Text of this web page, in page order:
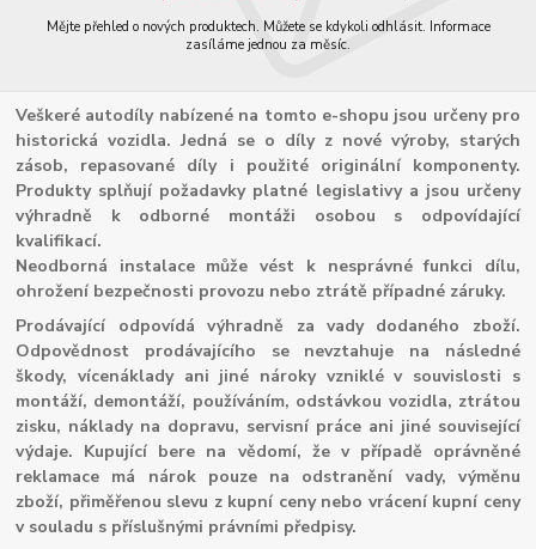
Mějte přehled o nových produktech. Můžete se kdykoli odhlásit. Informace
zasíláme jednou za měsíc.
Veškeré autodíly nabízené na tomto e-shopu jsou určeny pro
historická vozidla. Jedná se o díly z nové výroby, starých
zásob, repasované díly i použité originální komponenty.
Produkty splňují požadavky platné legislativy a jsou určeny
výhradně k odborné montáži osobou s odpovídající
kvalifikací.
Neodborná instalace může vést k nesprávné funkci dílu,
ohrožení bezpečnosti provozu nebo ztrátě případné záruky.
Prodávající odpovídá výhradně za vady dodaného zboží.
Odpovědnost prodávajícího se nevztahuje na následné
škody, vícenáklady ani jiné nároky vzniklé v souvislosti s
montáží, demontáží, používáním, odstávkou vozidla, ztrátou
zisku, náklady na dopravu, servisní práce ani jiné související
výdaje. Kupující bere na vědomí, že v případě oprávněné
reklamace má nárok pouze na odstranění vady, výměnu
zboží, přiměřenou slevu z kupní ceny nebo vrácení kupní ceny
v souladu s příslušnými právními předpisy.